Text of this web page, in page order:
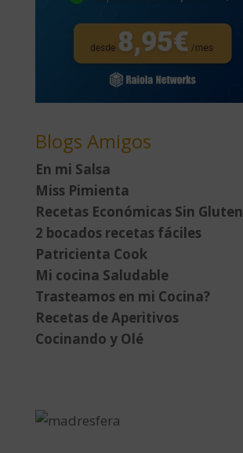
Blogs Amigos
En mi Salsa
Miss Pimienta
Recetas Económicas Sin Gluten
2 bocados recetas fáciles
Patricienta Cook
Mi cocina Saludable
Trasteamos en mi Cocina?
Recetas de Aperitivos
Cocinando y Olé